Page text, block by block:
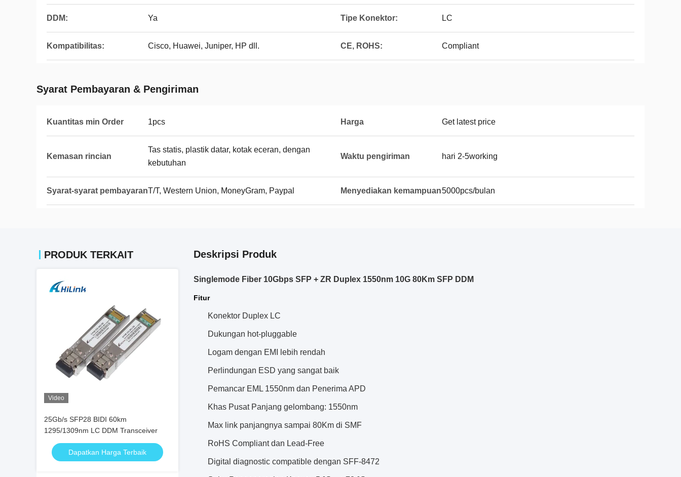
DDM: Ya Tipe Konektor: LC
Kompatibilitas: Cisco, Huawei, Juniper, HP dll. CE, ROHS: Compliant
Syarat Pembayaran & Pengiriman
Kuantitas min Order 1pcs Harga Get latest price
Kemasan rincian
Tas statis, plastik datar, kotak eceran, dengan
kebutuhan
Waktu pengiriman hari 2-5working
Syarat-syarat pembayaranT/T, Western Union, MoneyGram, Paypal Menyediakan kemampuan5000pcs/bulan
PRODUK TERKAIT
Video
25Gb/s SFP28 BIDI 60km
1295/1309nm LC DDM Transceiver
Dapatkan Harga Terbaik
Deskripsi Produk
Singlemode Fiber 10Gbps SFP + ZR Duplex 1550nm 10G 80Km SFP DDM
Fitur
Konektor Duplex LC
Dukungan hot-pluggable
Logam dengan EMI lebih rendah
Perlindungan ESD yang sangat baik
Pemancar EML 1550nm dan Penerima APD
Khas Pusat Panjang gelombang: 1550nm
Max link panjangnya sampai 80Km di SMF
RoHS Compliant dan Lead-Free
Digital diagnostic compatible dengan SFF-8472